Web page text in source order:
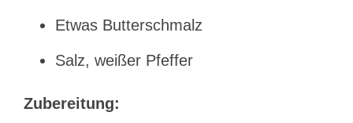
Etwas Butterschmalz
Salz, weißer Pfeffer
Zubereitung: